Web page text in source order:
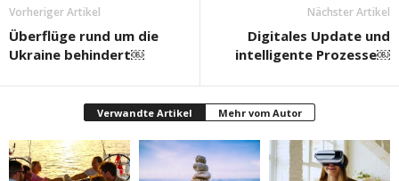
Vorheriger Artikel
Überflüge rund um die
Ukraine behindert￼
Nächster Artikel
Digitales Update und
intelligente Prozesse￼
Verwandte Artikel Mehr vom Autor